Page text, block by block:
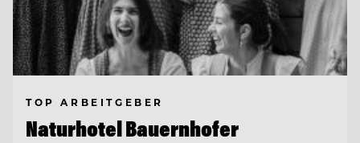
TOP ARBEITGEBER
Naturhotel Bauernhofer